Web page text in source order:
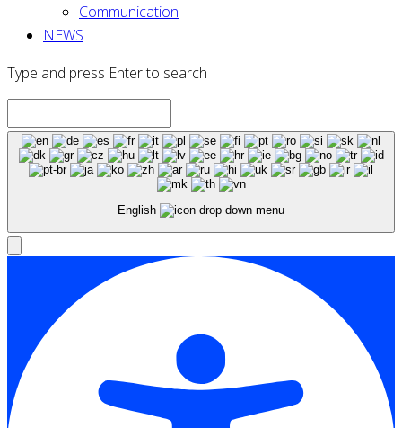
Communication
NEWS
Type and press Enter to search
English